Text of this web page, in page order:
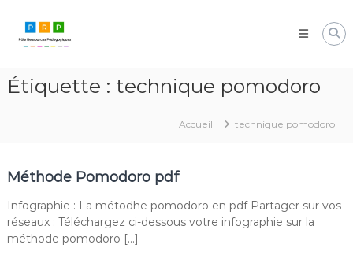
contenu
Pôle
Ressources
les
compétences
Étiquette : technique pomodoro
Accueil technique pomodoro
Méthode Pomodoro pdf
Infographie : La métodhe pomodoro en pdf Partager sur vos
réseaux : Téléchargez ci-dessous votre infographie sur la
méthode pomodoro […]